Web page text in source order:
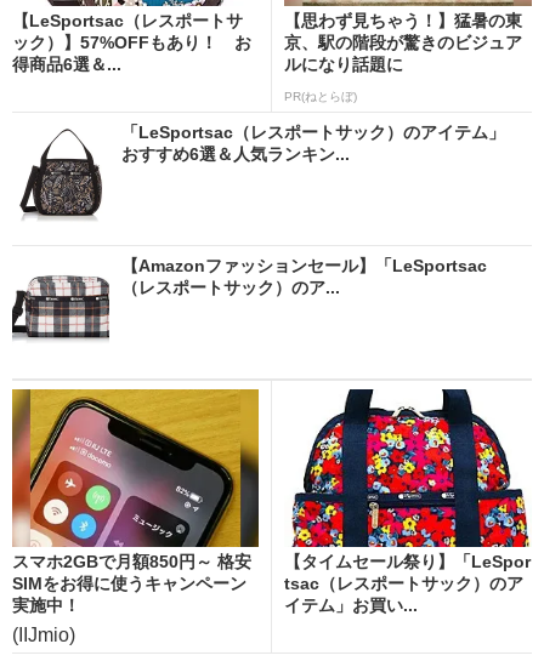
【LeSportsac（レスポートサ
ック）】57%OFFもあり！ お
得商品6選＆...
【思わず見ちゃう！】猛暑の東
京、駅の階段が驚きのビジュア
ルになり話題に
PR(ねとらぼ)
「LeSportsac（レスポートサック）のアイテム」
おすすめ6選＆人気ランキン...
【Amazonファッションセール】「LeSportsac
（レスポートサック）のア...
スマホ2GBで月額850円～ 格安
SIMをお得に使うキャンペーン
実施中！
(IIJmio)
【タイムセール祭り】「LeSpor
tsac（レスポートサック）のア
イテム」お買い...